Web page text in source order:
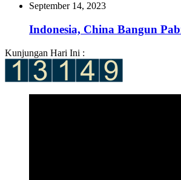
September 14, 2023
Indonesia, China Bangun
Kunjungan Hari Ini :